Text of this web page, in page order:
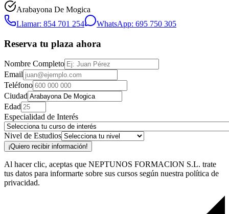
Arabayona De Mogica
Llamar: 854 701 254
WhatsApp: 695 750 305
Reserva tu plaza ahora
Nombre Completo
Email
Teléfono
Ciudad
Edad
Especialidad de Interés
Nivel de Estudios
¡Quiero recibir información!
Al hacer clic, aceptas que NEPTUNOS FORMACION S.L. trate
tus datos para informarte sobre sus cursos según nuestra política de
privacidad.